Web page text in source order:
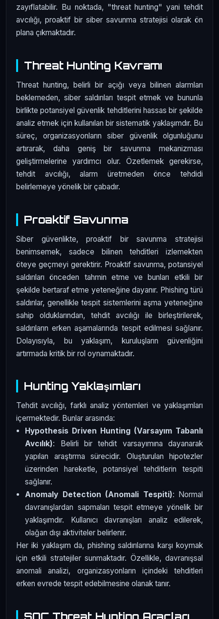
zayıflatabilir. Bu noktada, "threat hunting" yani tehdit
avcılığı, proaktif bir siber savunma stratejisi olarak ön
plana çıkmaktadır.
Threat Hunting Kavramı
Threat hunting, belirli bir açığı veya bilinen alarmları
beklemeden, siber saldırıları tespit etmek ve bununla
birlikte potansiyel güvenlik tehditlerini hassas bir şekilde
analiz etmek için kullanılan bir sistematik yaklaşımdır. Bu
süreç, organizasyonların siber güvenlik olgunluğunu
artırarak, daha geniş bir savunma mekanizması
geliştirmelerine yardımcı olur. Özetlemek gerekirse,
tehdit avcılığı, alarm üretmeden önce tehdidi
belirlemeye yönelik bir çabadır.
Proaktif Savunma
Siber güvenlikte, proaktif bir savunma stratejisi
benimsemek, sadece bilinen tehditleri izlemekten
öteye geçmeyi gerektirir. Proaktif savunma, potansiyel
saldırıları önceden tahmin etme ve bunları etkili bir
şekilde bertaraf etme yeteneğine dayanır. Phishing türü
saldırılar, genellikle tespit sistemlerini aşma yeteneğine
sahip olduklarından, tehdit avcılığı ile birleştirilerek,
saldırıların erken aşamalarında tespit edilmesi sağlanır.
Dolayısıyla, bu yaklaşım, kuruluşların güvenliğini
artırmada kritik bir rol oynamaktadır.
Hunting Yaklaşımları
Tehdit avcılığı, farklı analiz yöntemleri ve yaklaşımları
içermektedir. Bunlar arasında:
Hypothesis Driven Hunting (Varsayım Tabanlı
Avcılık): Belirli bir tehdit varsayımına dayanarak
yapılan araştırma sürecidir. Oluşturulan hipotezler
üzerinden hareketle, potansiyel tehditlerin tespiti
sağlanır.
Anomaly Detection (Anomali Tespiti): Normal
davranışlardan sapmaları tespit etmeye yönelik bir
yaklaşımdır. Kullanıcı davranışları analiz edilerek,
olağan dışı aktiviteler belirlenir.
Her iki yaklaşım da, phishing saldırılarına karşı koymak
için etkili stratejiler sunmaktadır. Özellikle, davranışsal
anomali analizi, organizasyonların içindeki tehditleri
erken evrede tespit edebilmesine olanak tanır.
SOC Threat Hunting Araçları